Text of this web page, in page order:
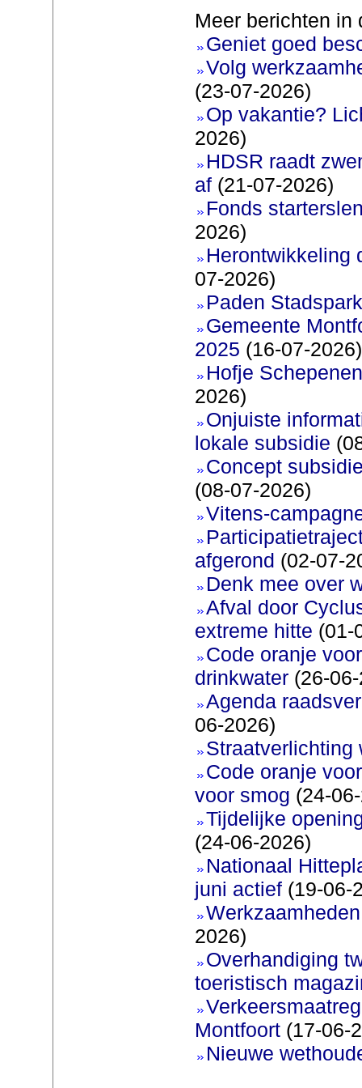
Meer berichten in
Geniet goed
Volg
(23-07-2026)
Op vakantie?
2026)
HDSR raadt
af(21-07-2026)
Fonds
2026)
Herontwikkeling
07-2026)
Paden
Gemeente
2025 (16-07-2026)
Hofje
2026)
Onjuiste
lokale subsidie
Concept
(08-07-2026)
Vitens-
afgerond (02-07-
Denk mee over
Afval door
extreme hitte (01-
Code oranje
drinkwater(26-06-
Agenda
06-2026)
Straatverlichting
Code oranje
voor smog (24-
Tijdelijke
(24-06-2026)
Nationaal
juni actief(19-06-
2026)
Overhandiging
toeristisch
Montfoort(17-06-
Nieuwe